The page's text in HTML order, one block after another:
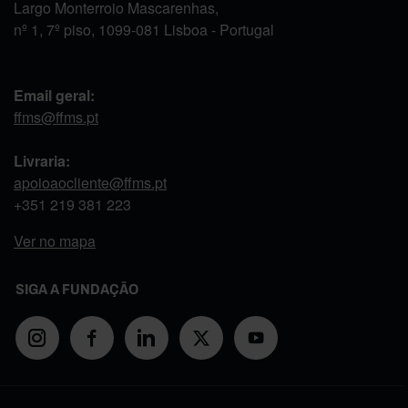
Largo Monterroio Mascarenhas,
nº 1, 7º piso, 1099-081 Lisboa - Portugal
Email geral:
ffms@ffms.pt
Livraria:
apoioaocliente@ffms.pt
+351 219 381 223
Ver no mapa
SIGA A FUNDAÇÃO